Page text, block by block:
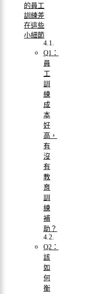
的員工
訓練差
在這些
小細節
Q1：
員
工
訓
練
成
本
好
高，
有
沒
有
教
育
訓
練
補
助？
Q2：
該
如
何
衡